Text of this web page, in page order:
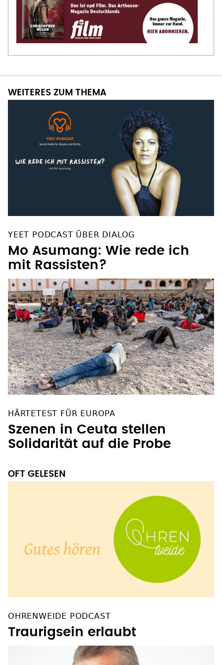
WEITERES ZUM THEMA
YEET PODCAST ÜBER DIALOG
Mo Asumang: Wie rede ich
mit Rassisten?
HÄRTETEST FÜR EUROPA
Szenen in Ceuta stellen
Solidarität auf die Probe
OFT GELESEN
OHRENWEIDE PODCAST
Traurigsein erlaubt